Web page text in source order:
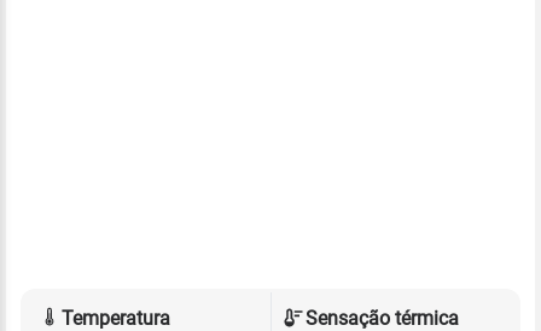
Temperatura
Sensação térmica